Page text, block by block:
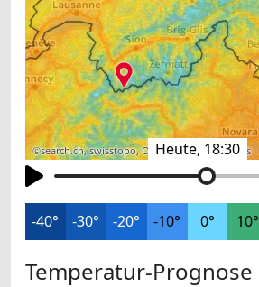
Heute, 18:30
©search.ch,swisstopo,OpenStreetMap,others
-40° -30° -20° -10° 0° 10°
Temperatur-Prognose